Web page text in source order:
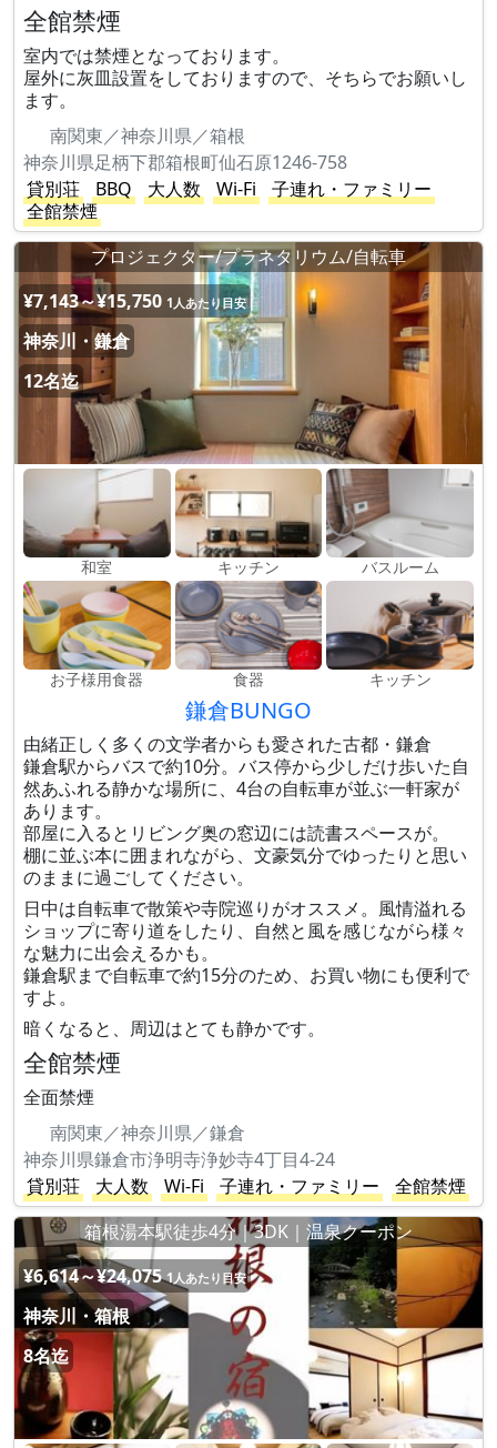
全館禁煙
室内では禁煙となっております。
屋外に灰皿設置をしておりますので、そちらでお願いし
ます。
南関東／神奈川県／箱根
神奈川県足柄下郡箱根町仙石原1246-758
貸別荘
BBQ 大人数 Wi-Fi
子連れ・ファミリー
全館禁煙
プロジェクター/プラネタリウム/自転車
¥7,143～¥15,750 1人あたり目安
神奈川・鎌倉
12名迄
和室 キッチン バスルーム
お子様用食器 食器 キッチン
鎌倉BUNGO
由緒正しく多くの文学者からも愛された古都・鎌倉
鎌倉駅からバスで約10分。バス停から少しだけ歩いた自
然あふれる静かな場所に、4台の自転車が並ぶ一軒家が
あります。
部屋に入るとリビング奥の窓辺には読書スペースが。
棚に並ぶ本に囲まれながら、文豪気分でゆったりと思い
のままに過ごしてください。
日中は自転車で散策や寺院巡りがオススメ。風情溢れる
ショップに寄り道をしたり、自然と風を感じながら様々
な魅力に出会えるかも。
鎌倉駅まで自転車で約15分のため、お買い物にも便利で
すよ。
暗くなると、周辺はとても静かです。
全館禁煙
全面禁煙
南関東／神奈川県／鎌倉
神奈川県鎌倉市浄明寺浄妙寺4丁目4-24
貸別荘
大人数 Wi-Fi 子連れ・ファミリー
全館禁煙
箱根湯本駅徒歩4分｜3DK｜温泉クーポン
¥6,614～¥24,075 1人あたり目安
神奈川・箱根
8名迄